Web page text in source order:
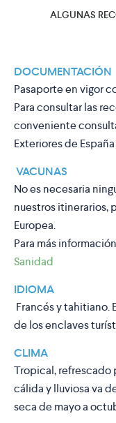
ALGUNAS
DOCUMENTACIÓN
Pasaporte en vigor
Para consultar las
conveniente
Exteriores de España
VACUNAS
No es necesaria
nuestros itinerarios,
Europea.
Para más
Sanidad
IDIOMA
Francés y tahitiano.
de los enclaves
CLIMA
Tropical, refrescado
cálida y lluviosa va
seca de mayo a